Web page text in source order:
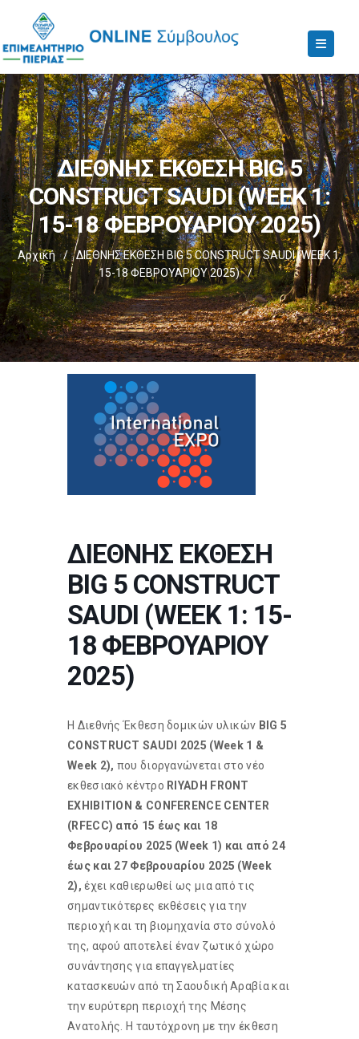
ΔΙΕΘΝΗΣ ΕΚΘΕΣΗ BIG 5
CONSTRUCT SAUDI (WEEK 1:
15-18 ΦΕΒΡΟΥΑΡΙΟΥ 2025)
Αρχική /
ΔΙΕΘΝΗΣ ΕΚΘΕΣΗ BIG 5 CONSTRUCT SAUDI (WEEK 1:
15-18 ΦΕΒΡΟΥΑΡΙΟΥ 2025)
/
ΔΙΕΘΝΗΣ ΕΚΘΕΣΗ
BIG 5 CONSTRUCT
SAUDI (WEEK 1: 15-
18 ΦΕΒΡΟΥΑΡΙΟΥ
2025)
H Διεθνής Έκθεση δομικών υλικών BIG 5
CONSTRUCT SAUDI 2025 (Week 1 &
Week 2), που διοργανώνεται στο νέο
εκθεσιακό κέντρο RIYADH FRONT
EXHIBITION & CONFERENCE CENTER
(RFECC) από 15 έως και 18
Φεβρουαρίου 2025 (Week 1) και από 24
έως και 27 Φεβρουαρίου 2025 (Week
2), έχει καθιερωθεί ως μια από τις
σημαντικότερες εκθέσεις για την
περιοχή και τη βιομηχανία στο σύνολό
της, αφού αποτελεί έναν ζωτικό χώρο
συνάντησης για επαγγελματίες
κατασκευών από τη Σαουδική Αραβία και
την ευρύτερη περιοχή της Μέσης
Ανατολής. Η ταυτόχρονη με την έκθεση